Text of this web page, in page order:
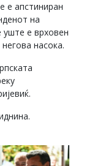
е апстиниран
на
уште е врховен
насока.